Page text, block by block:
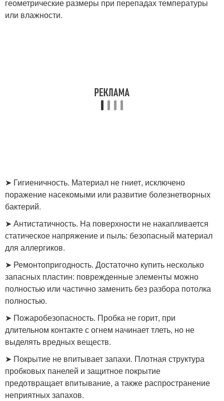
геометрические размеры при перепадах температуры
или влажности.
➤ Гигиеничность. Материал не гниет, исключено
поражение насекомыми или развитие болезнетворных
бактерий.
➤ Антистатичность. На поверхности не накапливается
статическое напряжение и пыль: безопасный материал
для аллергиков.
➤ Ремонтопригодность. Достаточно купить несколько
запасных пластин: поврежденные элементы можно
полностью или частично заменить без разбора потолка
полностью.
➤ Пожаробезопасность. Пробка не горит, при
длительном контакте с огнем начинает тлеть, но не
выделять вредных веществ.
➤ Покрытие не впитывает запахи. Плотная структура
пробковых панелей и защитное покрытие
предотвращает впитывание, а также распространение
неприятных запахов.